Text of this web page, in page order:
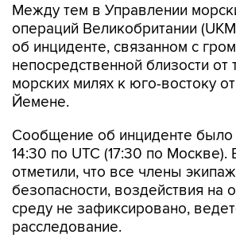
Между тем в Управлении
операций Великобритании
об инциденте, связанном с
непосредственной близости от
морских милях к юго-востоку
Йемене.
Сообщение об инциденте было
14:30 по UTC (17:30 по Москве).
отметили, что все члены
безопасности, воздействия
среду не зафиксировано,
расследование.